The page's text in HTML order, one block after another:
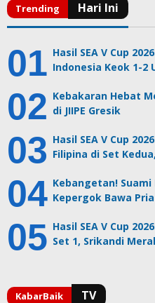
Hasil SEA V Cup
Indonesia Keok 1-2
Kebakaran Hebat
di JIIPE Gresik
Hasil SEA V Cup
Filipina di Set
Kebangetan!
Kepergok Bawa
Hasil SEA V Cup
Set 1, Srikandi